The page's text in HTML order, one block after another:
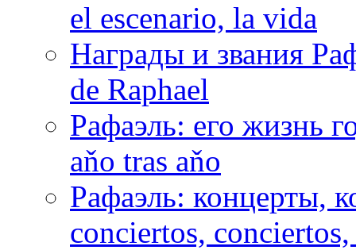
el escenario, la vida
Награды и звания
de Raphael
Рафаэль: его жизнь
aňo tras aňo
Рафаэль: концерты,
conciertos,